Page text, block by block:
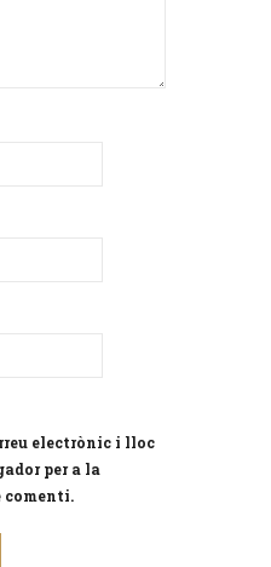
electrònic i lloc
per a la
comenti.